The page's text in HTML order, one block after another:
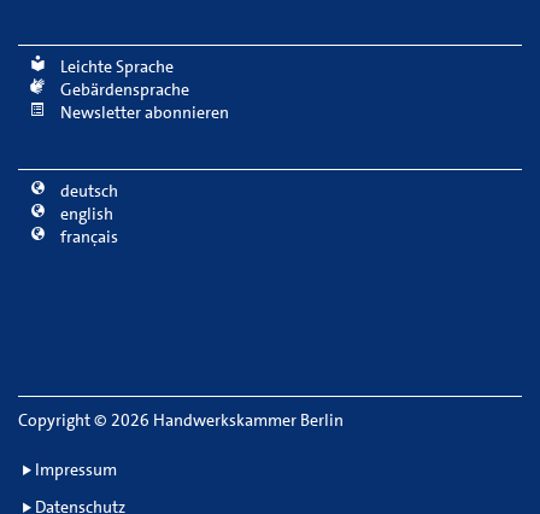
Leichte Sprache
Gebärdensprache
Newsletter abonnieren
deutsch
english
français
Copyright© 2026 Handwerkskammer Berlin
Impressum
Datenschutz